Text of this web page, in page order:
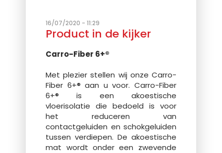
16/07/2020 - 11:29
Product in de kijker
Carro-Fiber 6+®
Met plezier stellen wij onze Carro-
Fiber 6+® aan u voor. Carro-Fiber
6+® is een akoestische
vloerisolatie die bedoeld is voor
het reduceren van
contactgeluiden en schokgeluiden
tussen verdiepen. De akoestische
mat wordt onder een zwevende